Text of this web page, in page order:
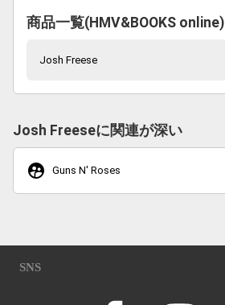
商品一覧(HMV&BOOKS online)
Josh Freese
Josh Freeseに関連が深い
supervised_user_circle Guns N' Roses
SNS